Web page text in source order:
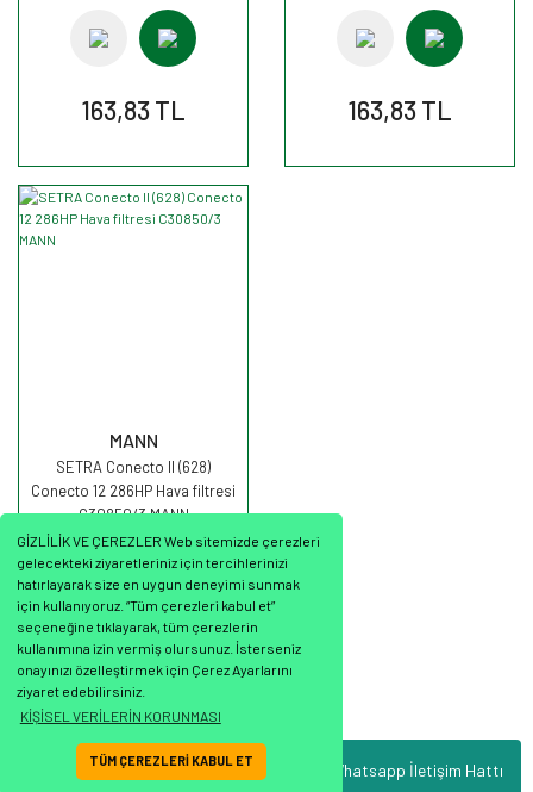
GİZLİLİK VE ÇEREZLER Web sitemizde çerezleri
gelecekteki ziyaretleriniz için tercihlerinizi
hatırlayarak size en uygun deneyimi sunmak
için kullanıyoruz. “Tüm çerezleri kabul et”
seçeneğine tıklayarak, tüm çerezlerin
kullanımına izin vermiş olursunuz. İsterseniz
onayınızı özelleştirmek için Çerez Ayarlarını
ziyaret edebilirsiniz.
KİŞİSEL VERİLERİN KORUNMASI
TÜM ÇEREZLERİ KABUL ET Whatsapp İletişim Hattı
163,83 TL 163,83 TL
MANN
SETRA Conecto II (628)
Conecto 12 286HP Hava filtresi
C30850/3 MANN
3.143,38 TL